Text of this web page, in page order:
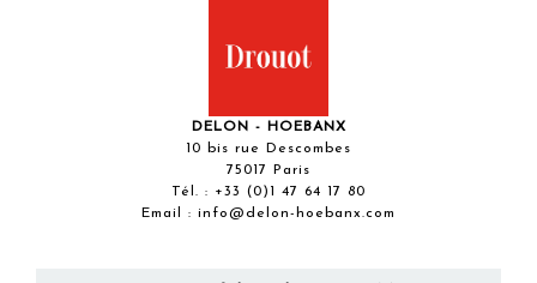
DELON - HOEBANX
10 bis rue Descombes
75017 Paris
Tél. : +33 (0)1 47 64 17 80
Email : info@delon-hoebanx.com